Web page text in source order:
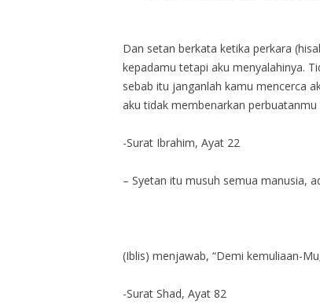
Dan setan berkata ketika perkara
kepadamu tetapi aku menyalahinya.
sebab itu janganlah kamu mencerca
aku tidak membenarkan
-Surat Ibrahim, Ayat 22
– Syetan itu musuh semua manusia,
(Iblis) menjawab, “Demi kemuliaan-
-Surat Shad, Ayat 82